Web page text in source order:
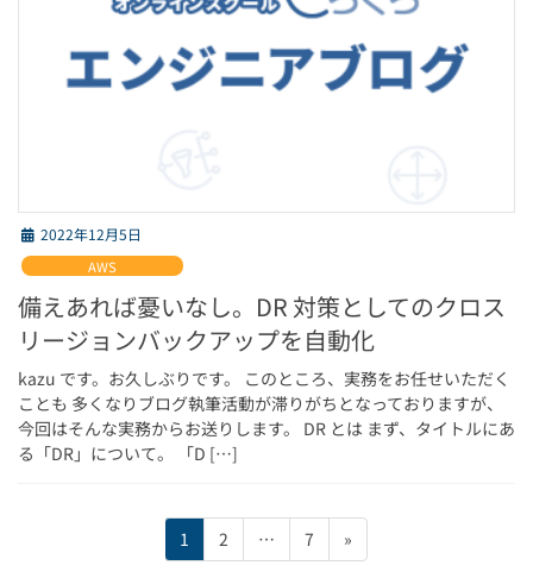
2022年12月5日
AWS
備えあれば憂いなし。DR 対策としてのクロス
リージョンバックアップを自動化
kazu です。お久しぶりです。 このところ、実務をお任せいただく
ことも 多くなりブログ執筆活動が滞りがちとなっておりますが、
今回はそんな実務からお送りします。 DR とは まず、タイトルにあ
る「DR」について。 「D […]
固
定
1
固
定
2 …
固
定
7 »